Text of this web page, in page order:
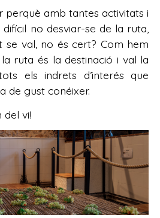
perquè amb tantes activitats i
difícil no desviar-se de la ruta,
val, no és cert? Com hem
ruta és la destinació i val la
els indrets d’interés que
de gust conéixer.
vi!